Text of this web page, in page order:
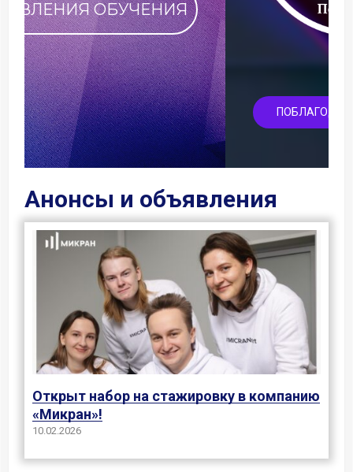
ПОБЛАГОДАРИТЬ ФАКУЛЬТЕТ
Анонсы и объявления
Открыт набор на стажировку в компанию
«Микран»!
10.02.2026